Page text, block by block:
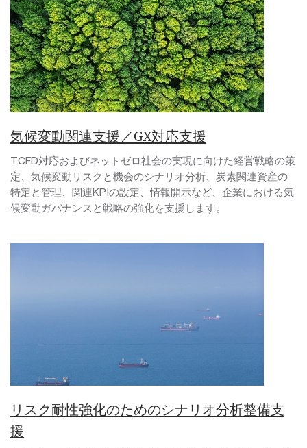
気候変動関連支援／GX対応支援
TCFD対応およびネットゼロ社会の実現に向けた経営戦略の策
定、気候変動リスクと機会のシナリオ分析、炭素関連資産の
特定と管理、関連KPIの設定、情報開示など、企業における気
候変動ガバナンスと戦略の強化を支援します。
リスク耐性強化のためのシナリオ分析整備支
援